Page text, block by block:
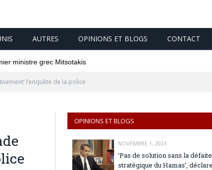
AUTRES OPINIONS ET BLOGS CONTACT
ministre grec Mitsotakis
l’enquête de la police
OPINIONS ET BLOGS
NOVEMBRE 1, 2023
‘Pas de solution sans la défaite
stratégique du Hamas’,